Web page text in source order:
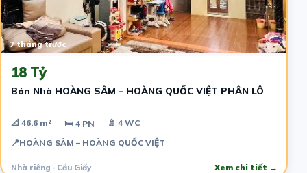
7 tháng trước
18 Tỷ
Bán Nhà HOÀNG SÂM – HOÀNG QUỐC VIỆT PHÂN LÔ
📐 46.6 m² 🛏 4 PN
🚿 4 WC
📍HOÀNG SÂM – HOÀNG QUỐC VIỆT
Nhà riêng · Cầu Giấy Xem chi tiết →